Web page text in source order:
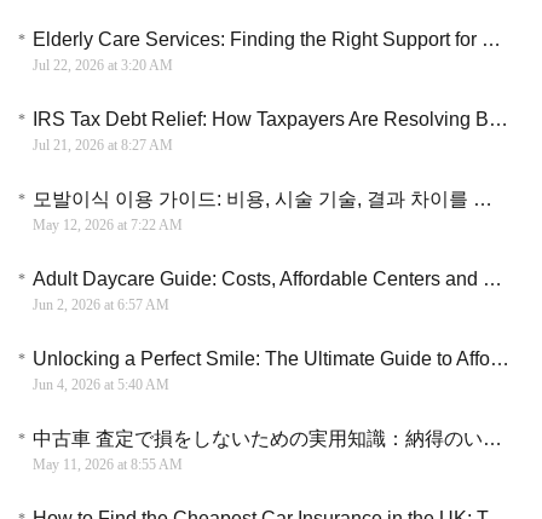
Elderly Care Services: Finding the Right Support for Seniors and Their Families
Jul 22, 2026 at 3:20 AM
IRS Tax Debt Relief: How Taxpayers Are Resolving Back Taxes and Settling Debt
Jul 21, 2026 at 8:27 AM
모발이식 이용 가이드: 비용, 시술 기술, 결과 차이를 종합적으로 비교하며 선택하는 방법 이해
May 12, 2026 at 7:22 AM
Adult Daycare Guide: Costs, Affordable Centers and Care Options Explained
Jun 2, 2026 at 6:57 AM
Unlocking a Perfect Smile: The Ultimate Guide to Affordable Dental Implants Grants
Jun 4, 2026 at 5:40 AM
中古車 査定で損をしないための実用知識：納得のいく価格を引き出す戦略的ガイド
May 11, 2026 at 8:55 AM